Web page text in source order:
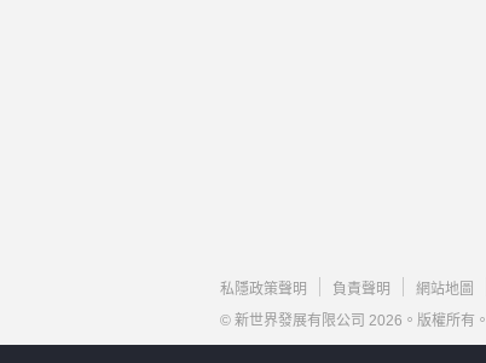
私隱政策聲明 負責聲明 網站地圖
© 新世界發展有限公司 2026。版權所有。